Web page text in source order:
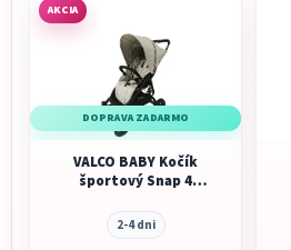
AKCIA
DOPRAVA ZADARMO
VALCO BABY Kočík
športový Snap 4
2-4 dni